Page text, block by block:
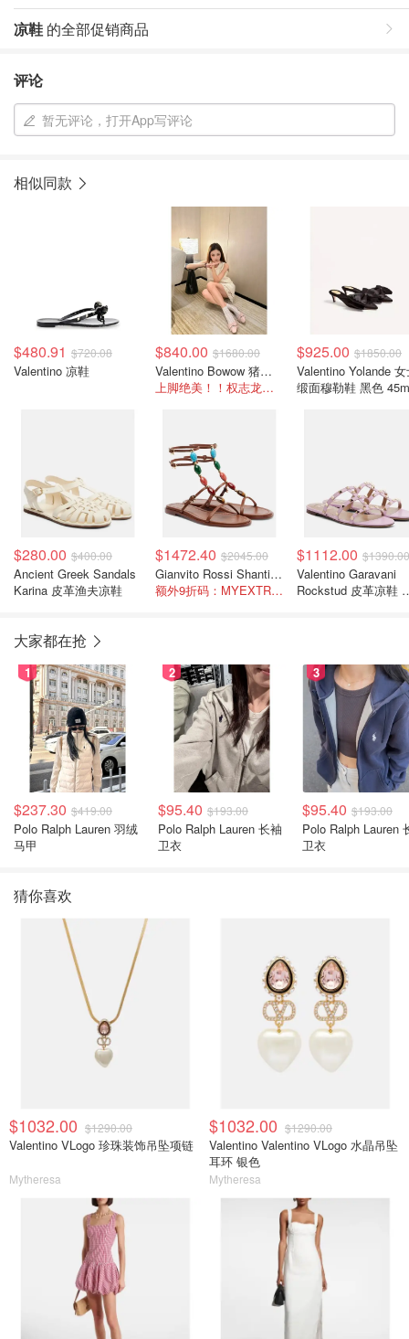
凉鞋 的全部促销商品
评论
暂无评论，打开App写评论
相似同款
$480.91 $720.08
Valentino 凉鞋
$840.00 $1680.00
Valentino Bowow 猪皮高跟鞋 粉色 45mm
上脚绝美！！权志龙同款粉色！！
$925.00 $1850.00
Valentino Yolande 女士
缎面穆勒鞋 黑色
$280.00 $400.00
Ancient Greek Sandals
Karina 皮革渔夫凉鞋
$1472.40 $2045.00
Gianvito Rossi Shanti 镶饰皮革凉鞋
额外9折码：MYEXTRA10
$1112.00 $1390.00
Valentino Garavani
Rockstud 皮革凉鞋
大家都在抢
1
$237.30 $419.00
Polo Ralph Lauren 羽绒
马甲
2
$95.40 $193.00
Polo Ralph Lauren 长袖
卫衣
3
$95.40 $193.00
Polo Ralph Lauren 长袖
卫衣
猜你喜欢
$1032.00 $1290.00
Valentino VLogo 珍珠装饰吊坠项链
Mytheresa
$1032.00 $1290.00
Valentino Valentino VLogo 水晶吊坠
耳环 银色
Mytheresa